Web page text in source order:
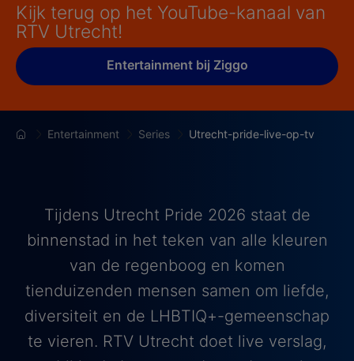
Kijk terug op het YouTube-kanaal van
RTV Utrecht!
Entertainment bij Ziggo
Entertainment Series Utrecht-pride-live-op-tv
Tijdens Utrecht Pride 2026 staat de
binnenstad in het teken van alle kleuren
van de regenboog en komen
tienduizenden mensen samen om liefde,
diversiteit en de LHBTIQ+-gemeenschap
te vieren. RTV Utrecht doet live verslag,